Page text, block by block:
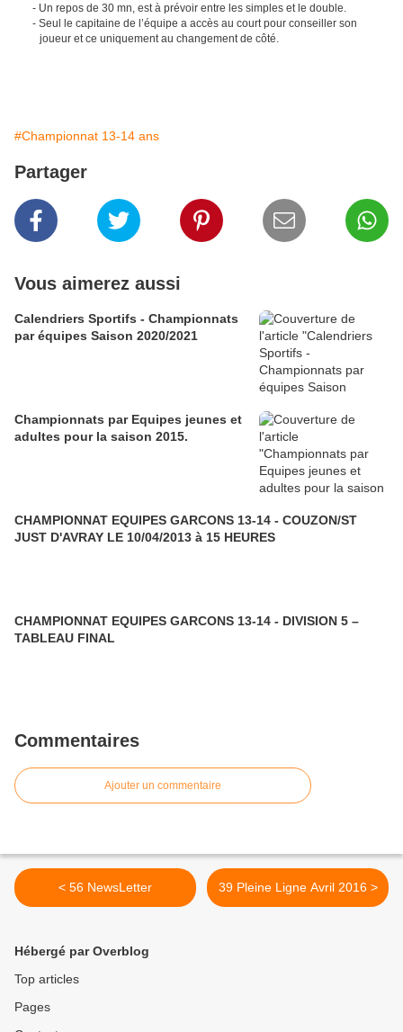
- Un repos de 30 mn, est à prévoir entre les simples et le double.
- Seul le capitaine de l’équipe a accès au court pour conseiller son
joueur et ce uniquement au changement de côté.
#Championnat 13-14 ans
Partager
Vous aimerez aussi
Calendriers Sportifs - Championnats
par équipes Saison 2020/2021
Championnats par Equipes jeunes et
adultes pour la saison 2015.
CHAMPIONNAT EQUIPES GARCONS 13-14 - COUZON/ST
JUST D'AVRAY LE 10/04/2013 à 15 HEURES
CHAMPIONNAT EQUIPES GARCONS 13-14 - DIVISION 5 –
TABLEAU FINAL
Commentaires
Ajouter un commentaire
< 56 NewsLetter 39 Pleine Ligne Avril 2016 >
Hébergé par Overblog
Top articles
Pages